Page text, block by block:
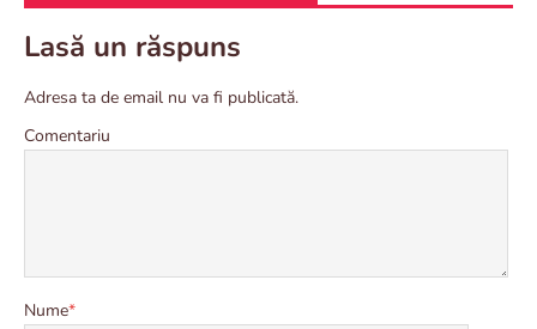
Lasă un răspuns
Adresa ta de email nu va fi publicată.
Comentariu
Nume*